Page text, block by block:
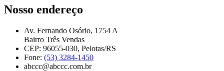
Nosso endereço
Av. Fernando Osório, 1754 A
Bairro Três Vendas
CEP: 96055-030, Pelotas/RS
Fone: (53) 3284-1450
abccc@abccc.com.br